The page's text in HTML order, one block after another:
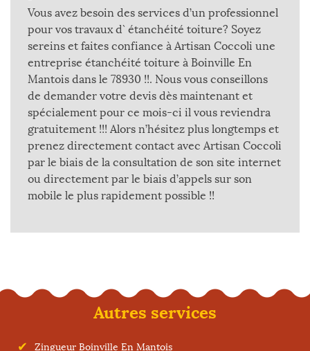
Vous avez besoin des services d’un professionnel
pour vos travaux d` étanchéité toiture? Soyez
sereins et faites confiance à Artisan Coccoli une
entreprise étanchéité toiture à Boinville En
Mantois dans le 78930 !!. Nous vous conseillons
de demander votre devis dès maintenant et
spécialement pour ce mois-ci il vous reviendra
gratuitement !!! Alors n’hésitez plus longtemps et
prenez directement contact avec Artisan Coccoli
par le biais de la consultation de son site internet
ou directement par le biais d’appels sur son
mobile le plus rapidement possible !!
Autres services
Zingueur Boinville En Mantois